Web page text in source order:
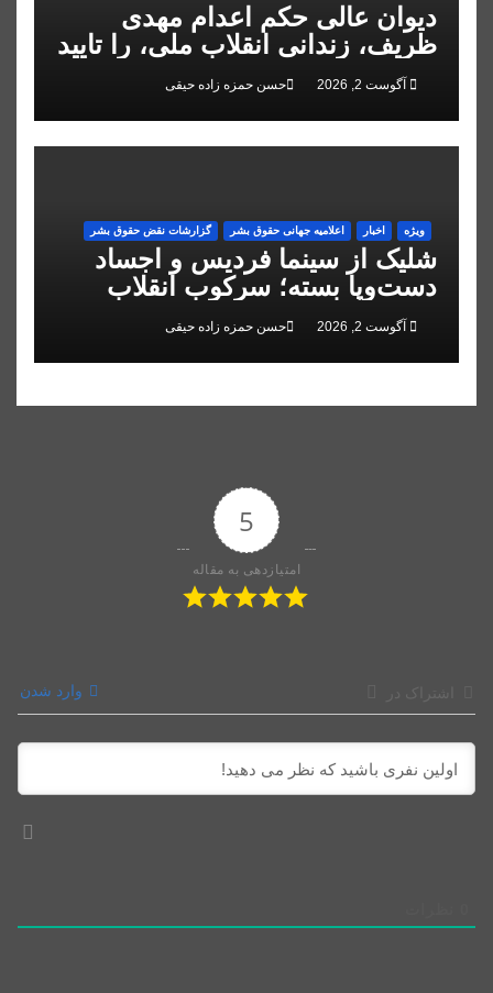
دیوان عالی حکم اعدام مهدی
ظریف، زندانی انقلاب ملی، را تایید
کردآگوست 2, 2026 حسن حمزه زاده حیقی
ویژه اخبار اعلاميه جهانی حقوق بشر گزارشات نقض حقوق بشر
شلیک از سینما فردیس و اجساد
دست‌وپا بسته؛ سرکوب انقلاب
ملی در البرز
آگوست 2, 2026 حسن حمزه زاده حیقی
5
امتیازدهی به مقاله
وارد شدن